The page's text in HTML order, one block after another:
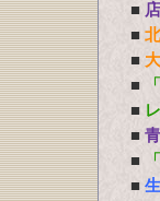
■
■
■
■
■
■
■
■